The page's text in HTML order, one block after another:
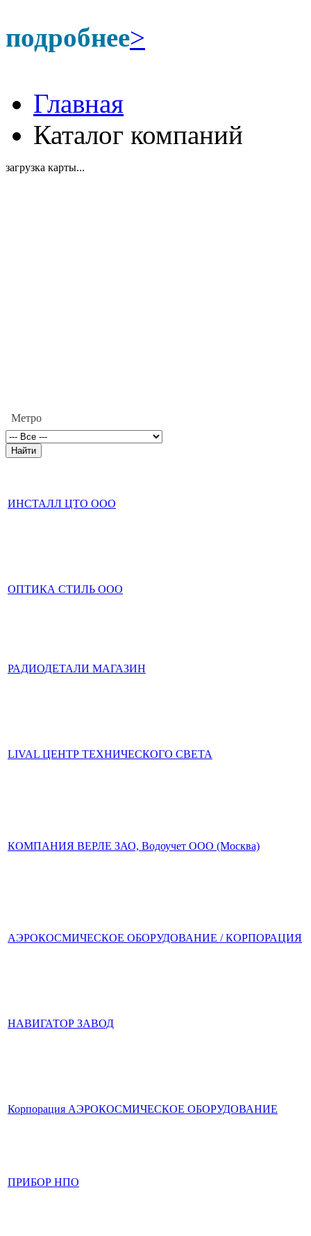
подробнее>
Главная
Каталог компаний
загрузка карты...
Метро
ИНСТАЛЛ ЦТО ООО
ОПТИКА СТИЛЬ ООО
РАДИОДЕТАЛИ МАГАЗИН
LIVAL ЦЕНТР ТЕХНИЧЕСКОГО СВЕТА
КОМПАНИЯ ВЕРЛЕ ЗАО, Водоучет ООО (Москва)
АЭРОКОСМИЧЕСКОЕ ОБОРУДОВАНИЕ / КОРПОРАЦИЯ
НАВИГАТОР ЗАВОД
Корпорация АЭРОКОСМИЧЕСКОЕ ОБОРУДОВАНИЕ
ПРИБОР НПО